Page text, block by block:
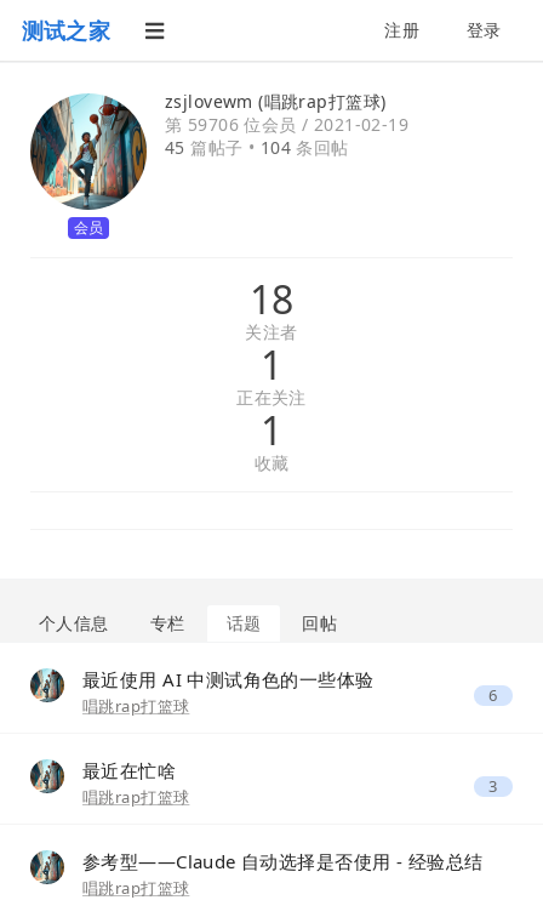
测试之家 注册 登录
会员
zsjlovewm (唱跳rap打篮球)
第 59706 位会员 / 2021-02-19
45 篇帖子 • 104 条回帖
18
关注者
1
正在关注
1
收藏
个人信息 专栏 话题 回帖
最近使用 AI 中测试角色的一些体验
唱跳rap打篮球 6
最近在忙啥
唱跳rap打篮球 3
参考型——Claude 自动选择是否使用 - 经验总结
唱跳rap打篮球